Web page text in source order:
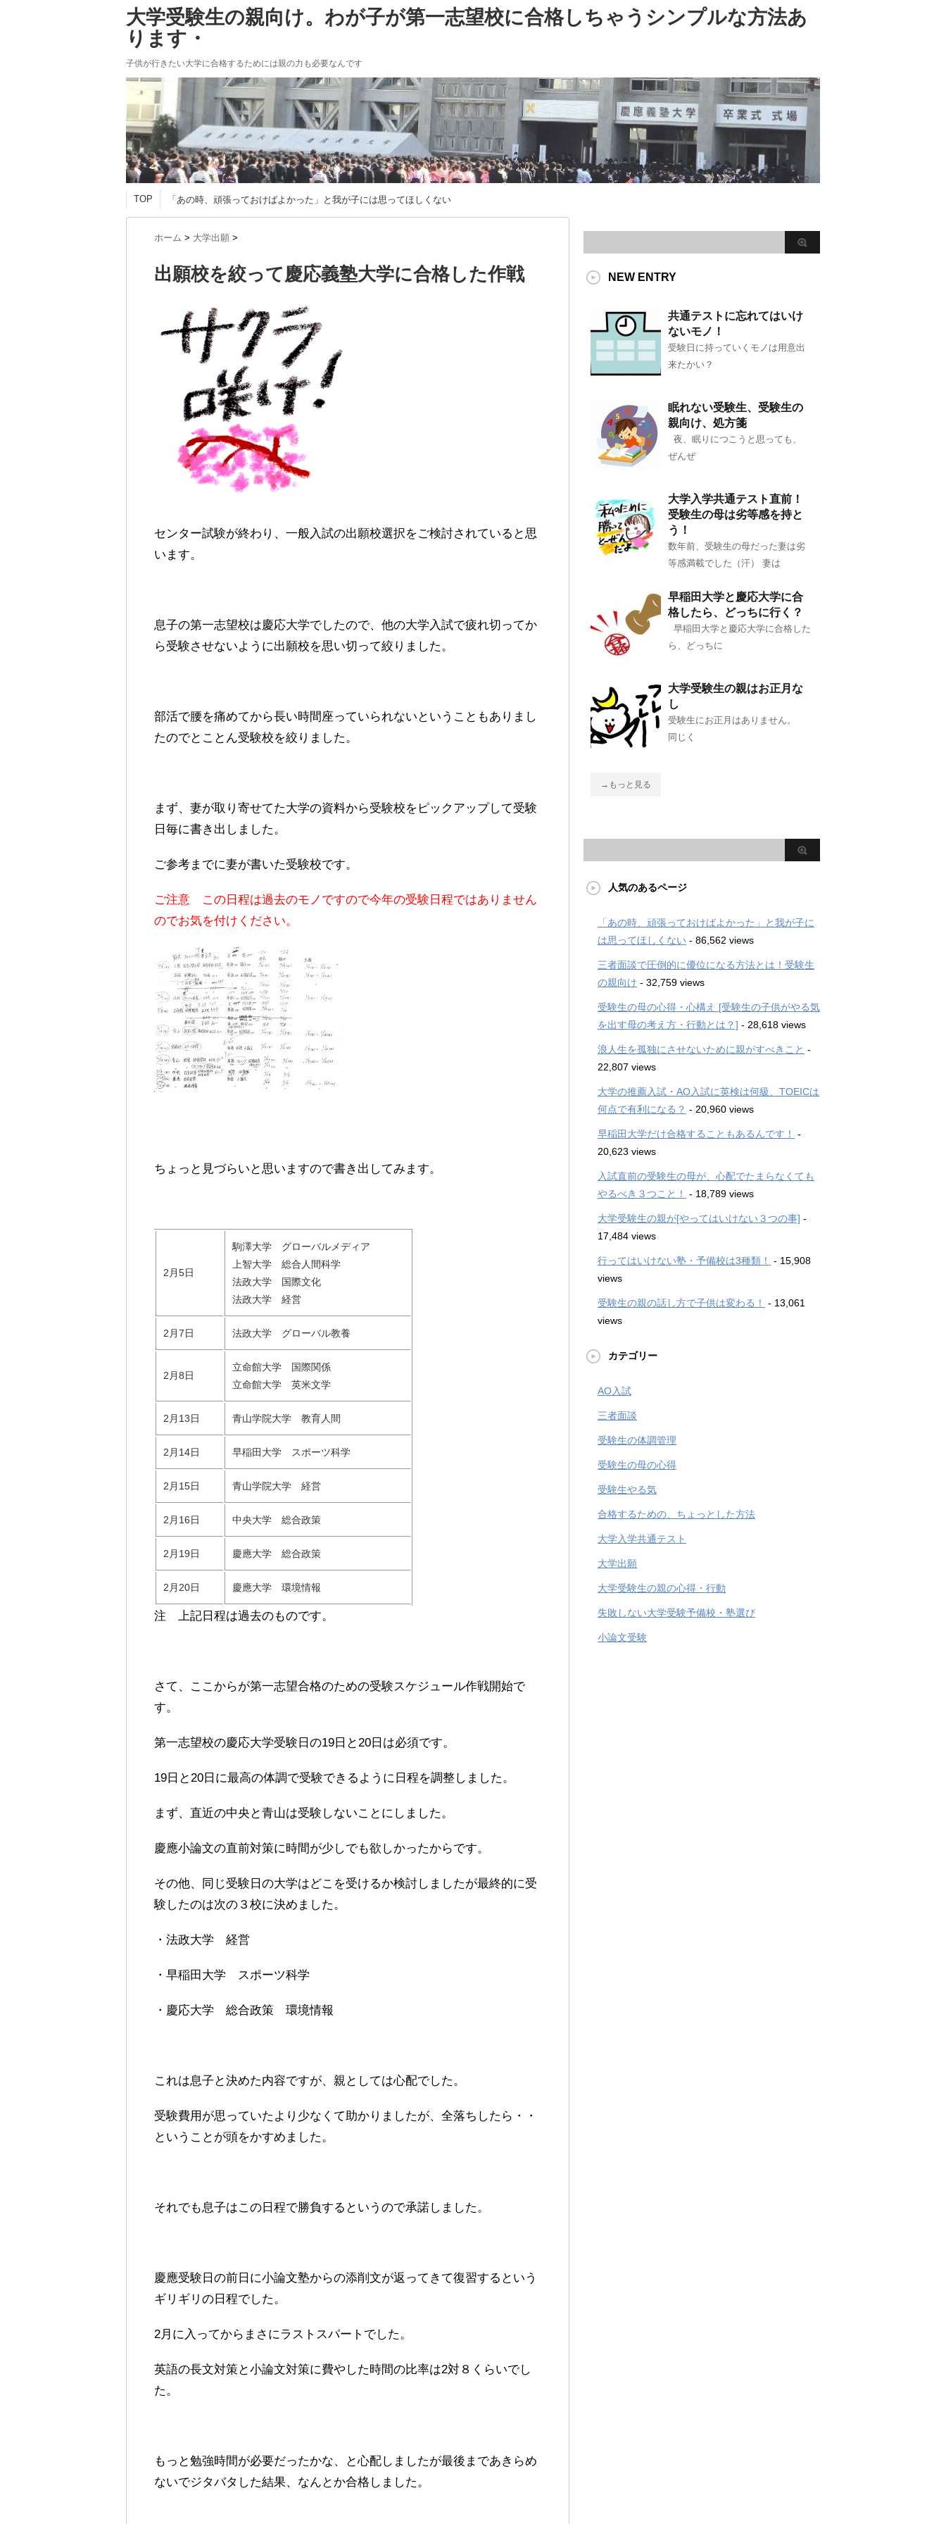
大学受験生の親向け。わが子が第一志望校に合格しちゃうシンプルな方法あ
ります・
子供が行きたい大学に合格するためには親の力も必要なんです
TOP 「あの時、頑張っておけばよかった」と我が子には思ってほしくない
ホーム > 大学出願 >
出願校を絞って慶応義塾大学に合格した作戦
センター試験が終わり、一般入試の出願校選択をご検討されていると思
います。
息子の第一志望校は慶応大学でしたので、他の大学入試で疲れ切ってか
ら受験させないように出願校を思い切って絞りました。
部活で腰を痛めてから長い時間座っていられないということもありまし
たのでとことん受験校を絞りました。
まず、妻が取り寄せてた大学の資料から受験校をピックアップして受験
日毎に書き出しました。
ご参考までに妻が書いた受験校です。
ご注意 この日程は過去のモノですので今年の受験日程ではありません
のでお気を付けください。
ちょっと見づらいと思いますので書き出してみます。
2月5日
駒澤大学 グローバルメディア
上智大学 総合人間科学
法政大学 国際文化
法政大学 経営
2月7日 法政大学 グローバル教養
2月8日
立命館大学 国際関係
立命館大学 英米文学
2月13日 青山学院大学 教育人間
2月14日 早稲田大学 スポーツ科学
2月15日 青山学院大学 経営
2月16日 中央大学 総合政策
2月19日 慶應大学 総合政策
2月20日 慶應大学 環境情報
注 上記日程は過去のものです。
さて、ここからが第一志望合格のための受験スケジュール作戦開始で
す。
第一志望校の慶応大学受験日の19日と20日は必須です。
19日と20日に最高の体調で受験できるように日程を調整しました。
まず、直近の中央と青山は受験しないことにしました。
慶應小論文の直前対策に時間が少しでも欲しかったからです。
その他、同じ受験日の大学はどこを受けるか検討しましたが最終的に受
験したのは次の３校に決めました。
・法政大学 経営
・早稲田大学 スポーツ科学
・慶応大学 総合政策 環境情報
これは息子と決めた内容ですが、親としては心配でした。
受験費用が思っていたより少なくて助かりましたが、全落ちしたら・・
ということが頭をかすめました。
それでも息子はこの日程で勝負するというので承諾しました。
慶應受験日の前日に小論文塾からの添削文が返ってきて復習するという
ギリギリの日程でした。
2月に入ってからまさにラストスパートでした。
英語の長文対策と小論文対策に費やした時間の比率は2対８くらいでし
た。
もっと勉強時間が必要だったかな、と心配しましたが最後まであきらめ
ないでジタバタした結果、なんとか合格しました。
NEW ENTRY
共通テストに忘れてはいけ
ないモノ！
受験日に持っていくモノは用意出
来たかい？
眠れない受験生、受験生の
親向け、処方箋
夜、眠りにつこうと思っても、
ぜんぜ
大学入学共通テスト直前！
受験生の母は劣等感を持と
う！
数年前、受験生の母だった妻は劣
等感満載でした（汗） 妻は
早稲田大学と慶応大学に合
格したら、どっちに行く？
早稲田大学と慶応大学に合格した
ら、どっちに
大学受験生の親はお正月な
し
受験生にお正月はありません。
同じく
→もっと見る
人気のあるページ
「あの時、頑張っておけばよかった」と我が子に
は思ってほしくない - 86,562 views
三者面談で圧倒的に優位になる方法とは！受験生
の親向け - 32,759 views
受験生の母の心得・心構え [受験生の子供がやる気
を出す母の考え方・行動とは？] - 28,618 views
浪人生を孤独にさせないために親がすべきこと -
22,807 views
大学の推薦入試・AO入試に英検は何級、TOEICは
何点で有利になる？ - 20,960 views
早稲田大学だけ合格することもあるんです！
-
20,623 views
入試直前の受験生の母が、心配でたまらなくても
やるべき３つこと！
- 18,789 views
大学受験生の親が[やってはいけない３つの事] -
17,484 views
行ってはいけない塾・予備校は3種類！
- 15,908
views
受験生の親の話し方で子供は変わる！
- 13,061
views
カテゴリー
AO入試
三者面談
受験生の体調管理
受験生の母の心得
受験生やる気
合格するための、ちょっとした方法
大学入学共通テスト
大学出願
大学受験生の親の心得・行動
失敗しない大学受験予備校・塾選び
小論文受験